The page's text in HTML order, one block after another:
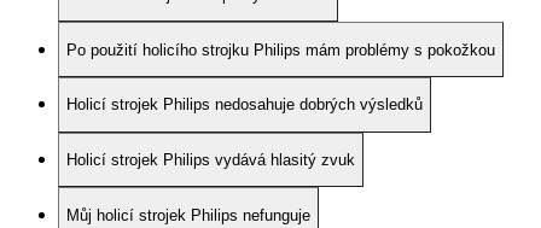
Po použití holicího strojku Philips mám problémy s pokožkou
Holicí strojek Philips nedosahuje dobrých výsledků
Holicí strojek Philips vydává hlasitý zvuk
Můj holicí strojek Philips nefunguje